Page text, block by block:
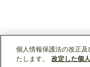
個人情報保護法の改正
たします。
改定した個